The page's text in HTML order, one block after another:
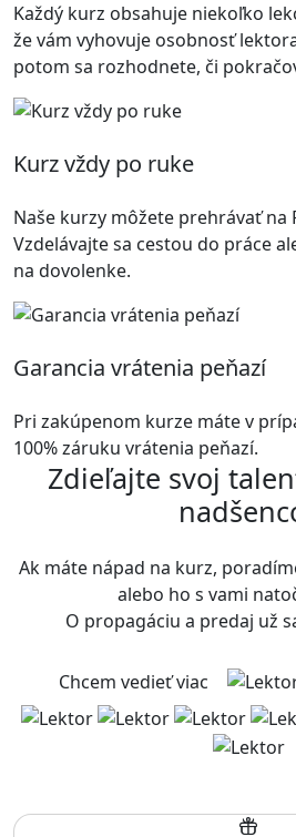
Každý kurz obsahuje niekoľko
že vám vyhovuje osobnosť
potom sa rozhodnete, či
Kurz vždy po ruke
Naše kurzy môžete prehrávať na
Vzdelávajte sa cestou do práce
na dovolenke.
Garancia vrátenia peňazí
Pri zakúpenom kurze máte v
100% záruku vrátenia peňazí.
Zdieľajte svoj
Ak máte nápad na kurz,
alebo ho s vami
O propagáciu a predaj už
Chcem vedieť viac